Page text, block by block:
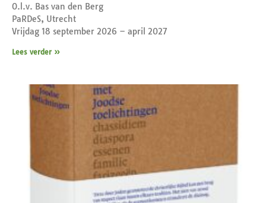
O.l.v. Bas van den Berg
PaRDeS, Utrecht
Vrijdag 18 september 2026 – april 2027
Lees verder »